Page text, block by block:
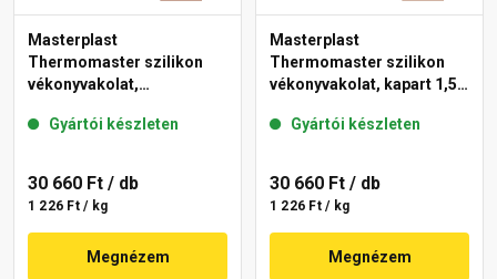
Masterplast
Thermomaster szilikon
vékonyvakolat,
13-C 25 kg
Gyártói készleten
30 660 Ft / db
1 226 Ft / kg
Megnézem
Masterplast
Thermomaster szilikon
vékonyvakolat, kapart 1,5
Gyártói készleten
30 660 Ft / db
1 226 Ft / kg
Megnézem